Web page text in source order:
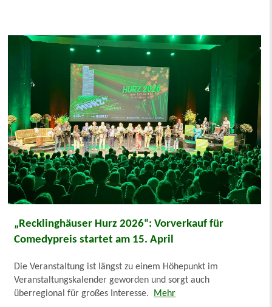
„Recklinghäuser Hurz 2026“: Vorverkauf für
Comedypreis startet am 15. April
Die Veranstaltung ist längst zu einem Höhepunkt im
Veranstaltungskalender geworden und sorgt auch
überregional für großes Interesse.
Mehr